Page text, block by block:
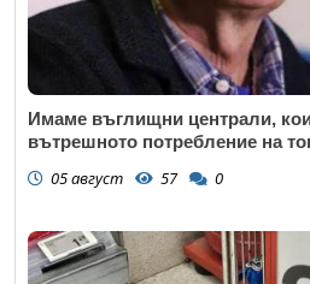
Имаме въглищни централи,
вътрешното потребление на
05 август 57 0